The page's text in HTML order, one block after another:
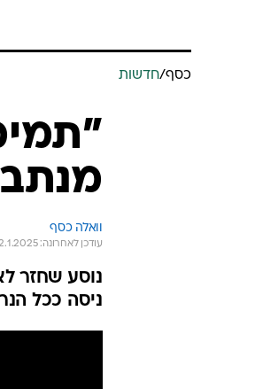
כסף/חדשות
מנתב"ג
וואלה כסף
עודכן לאחרונה: 12.1.2025 / 15:12
ניסה ככל